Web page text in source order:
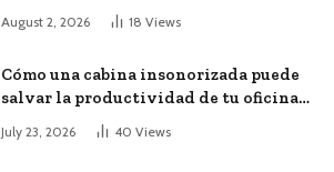
tecnológicos en una empresa
August 2, 2026 18 Views
Cómo una cabina insonorizada puede
salvar la productividad de tu oficina
July 23, 2026 40 Views